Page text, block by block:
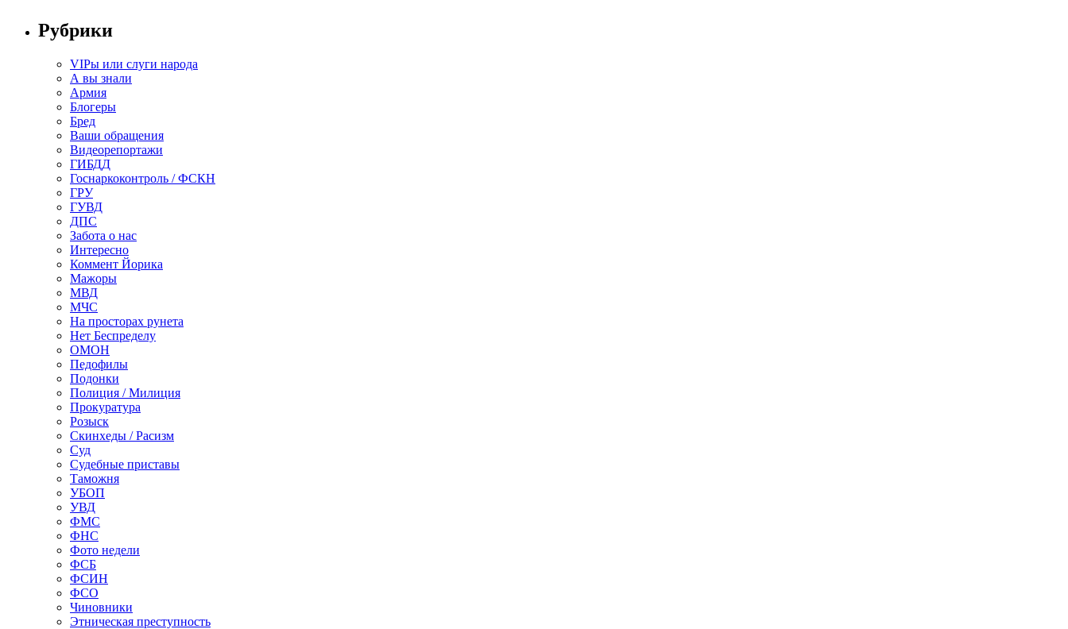
Рубрики
VIPы или слуги народа
А вы знали
Армия
Блогеры
Бред
Ваши обращения
Видеорепортажи
ГИБДД
Госнаркоконтроль / ФСКН
ГРУ
ГУВД
ДПС
Забота о нас
Интересно
Коммент Йорика
Мажоры
МВД
МЧС
На просторах рунета
Нет Беспределу
ОМОН
Педофилы
Подонки
Полиция / Милиция
Прокуратура
Розыск
Скинхеды / Расизм
Суд
Судебные приставы
Таможня
УБОП
УВД
ФМС
ФНС
Фото недели
ФСБ
ФСИН
ФСО
Чиновники
Этническая преступность